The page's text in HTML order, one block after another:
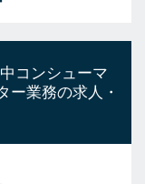
コンシューマ
ー業務の求人・